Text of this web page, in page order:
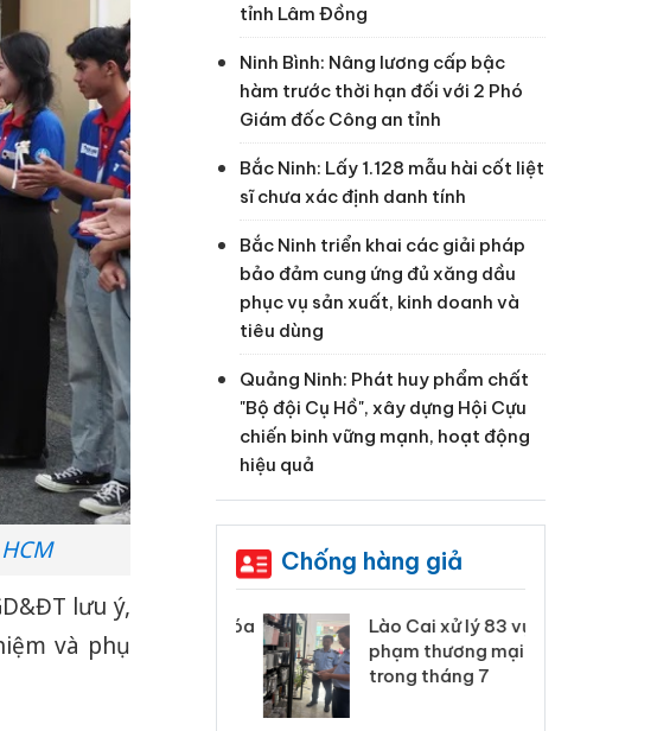
lưu ý,
và phụ
tỉnh Lâm Đồng
Ninh Bình: Nâng lương cấp bậc
hàm trước thời hạn đối với 2 Phó
Giám đốc Công an tỉnh
Bắc Ninh: Lấy 1.128 mẫu hài cốt liệt
sĩ chưa xác định danh tính
Bắc Ninh triển khai các giải pháp
bảo đảm cung ứng đủ xăng dầu
phục vụ sản xuất, kinh doanh và
tiêu dùng
Quảng Ninh: Phát huy phẩm chất
"Bộ đội Cụ Hồ", xây dựng Hội Cựu
chiến binh vững mạnh, hoạt động
hiệu quả
Chống hàng giả
Công an Thanh Hóa
tìm bị hại trong vụ
Lào Cai xử lý 83 vụ vi
phạm thương mại
trong tháng 7